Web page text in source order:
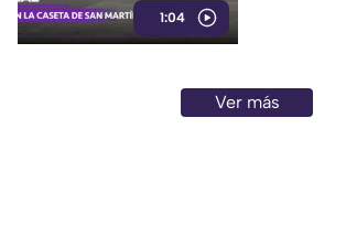
1:04
Ver más